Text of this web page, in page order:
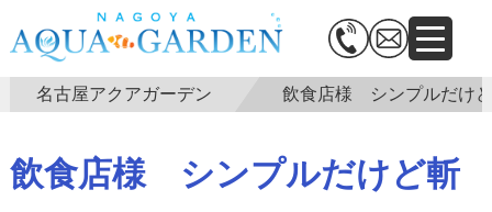
名古屋アクアガーデン 飲食店様 シンプルだけ
飲食店様 シンプルだけど斬